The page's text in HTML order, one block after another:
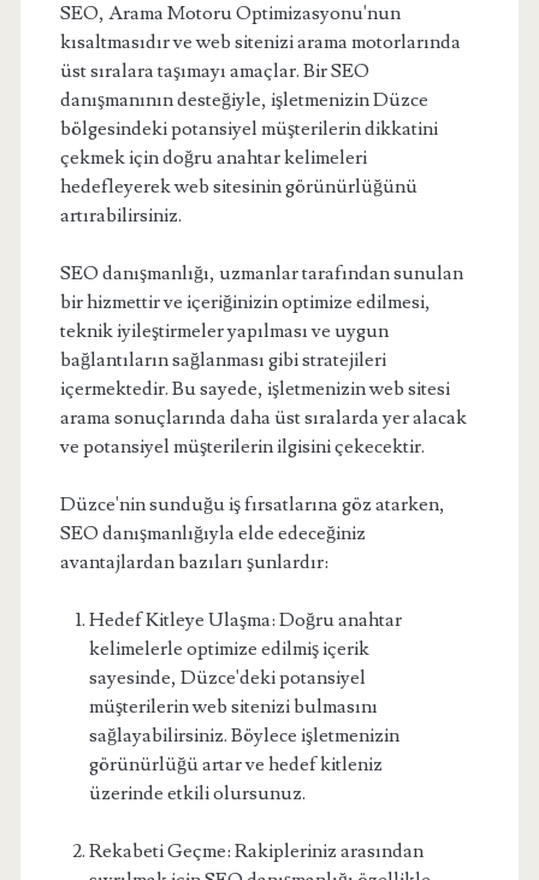
SEO, Arama Motoru Optimizasyonu'nun
kısaltmasıdır ve web sitenizi arama motorlarında
üst sıralara taşımayı amaçlar. Bir SEO
danışmanının desteğiyle, işletmenizin Düzce
bölgesindeki potansiyel müşterilerin dikkatini
çekmek için doğru anahtar kelimeleri
hedefleyerek web sitesinin görünürlüğünü
artırabilirsiniz.
SEO danışmanlığı, uzmanlar tarafından sunulan
bir hizmettir ve içeriğinizin optimize edilmesi,
teknik iyileştirmeler yapılması ve uygun
bağlantıların sağlanması gibi stratejileri
içermektedir. Bu sayede, işletmenizin web sitesi
arama sonuçlarında daha üst sıralarda yer alacak
ve potansiyel müşterilerin ilgisini çekecektir.
Düzce'nin sunduğu iş fırsatlarına göz atarken,
SEO danışmanlığıyla elde edeceğiniz
avantajlardan bazıları şunlardır:
Hedef Kitleye Ulaşma: Doğru anahtar
kelimelerle optimize edilmiş içerik
sayesinde, Düzce'deki potansiyel
müşterilerin web sitenizi bulmasını
sağlayabilirsiniz. Böylece işletmenizin
görünürlüğü artar ve hedef kitleniz
üzerinde etkili olursunuz.
Rekabeti Geçme: Rakipleriniz arasından